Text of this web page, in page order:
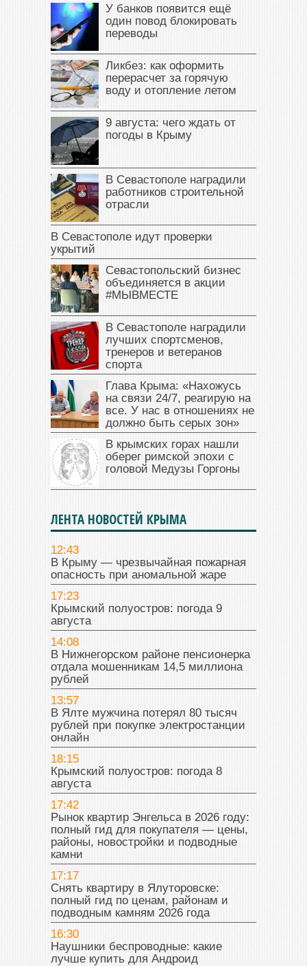
У банков появится ещё
один повод блокировать
переводы
Ликбез: как оформить
перерасчет за горячую
воду и отопление летом
9 августа: чего ждать от
погоды в Крыму
В Севастополе наградили
работников строительной
отрасли
В Севастополе идут проверки
укрытий
Севастопольский бизнес
объединяется в акции
#МЫВМЕСТЕ
В Севастополе наградили
лучших спортсменов,
тренеров и ветеранов
спорта
Глава Крыма: «Нахожусь
на связи 24/7, реагирую на
все. У нас в отношениях не
должно быть серых зон»
В крымских горах нашли
оберег римской эпохи с
головой Медузы Горгоны
ЛЕНТА НОВОСТЕЙ КРЫМА
12:43
В Крыму — чрезвычайная пожарная
опасность при аномальной жаре
17:23
Крымский полуостров: погода 9
августа
14:08
В Нижнегорском районе пенсионерка
отдала мошенникам 14,5 миллиона
рублей
13:57
В Ялте мужчина потерял 80 тысяч
рублей при покупке электростанции
онлайн
18:15
Крымский полуостров: погода 8
августа
17:42
Рынок квартир Энгельса в 2026 году:
полный гид для покупателя — цены,
районы, новостройки и подводные
камни
17:17
Снять квартиру в Ялуторовске:
полный гид по ценам, районам и
подводным камням 2026 года
16:30
Наушники беспроводные: какие
лучше купить для Андроид